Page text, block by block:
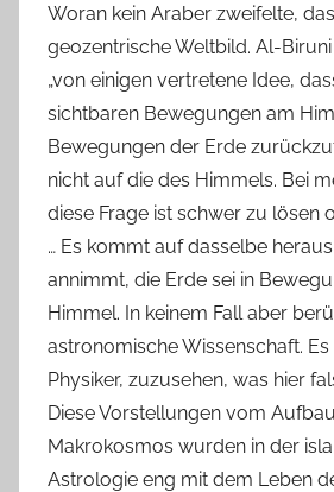
Woran kein Araber zweifelte,
geozentrische Weltbild. Al-
„von einigen vertretene Idee,
sichtbaren Bewegungen am
Bewegungen der Erde
nicht auf die des Himmels. Bei
diese Frage ist schwer zu lösen
… Es kommt auf dasselbe
annimmt, die Erde sei in
Himmel. In keinem Fall aber
astronomische Wissenschaft. Es
Physiker, zuzusehen, was hier
Diese Vorstellungen vom
Makrokosmos wurden in der
Astrologie eng mit dem Leben